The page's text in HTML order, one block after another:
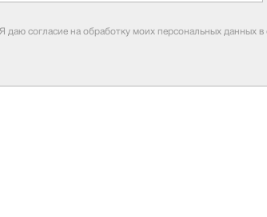
Я даю согласие на обработку моих персональных данных в